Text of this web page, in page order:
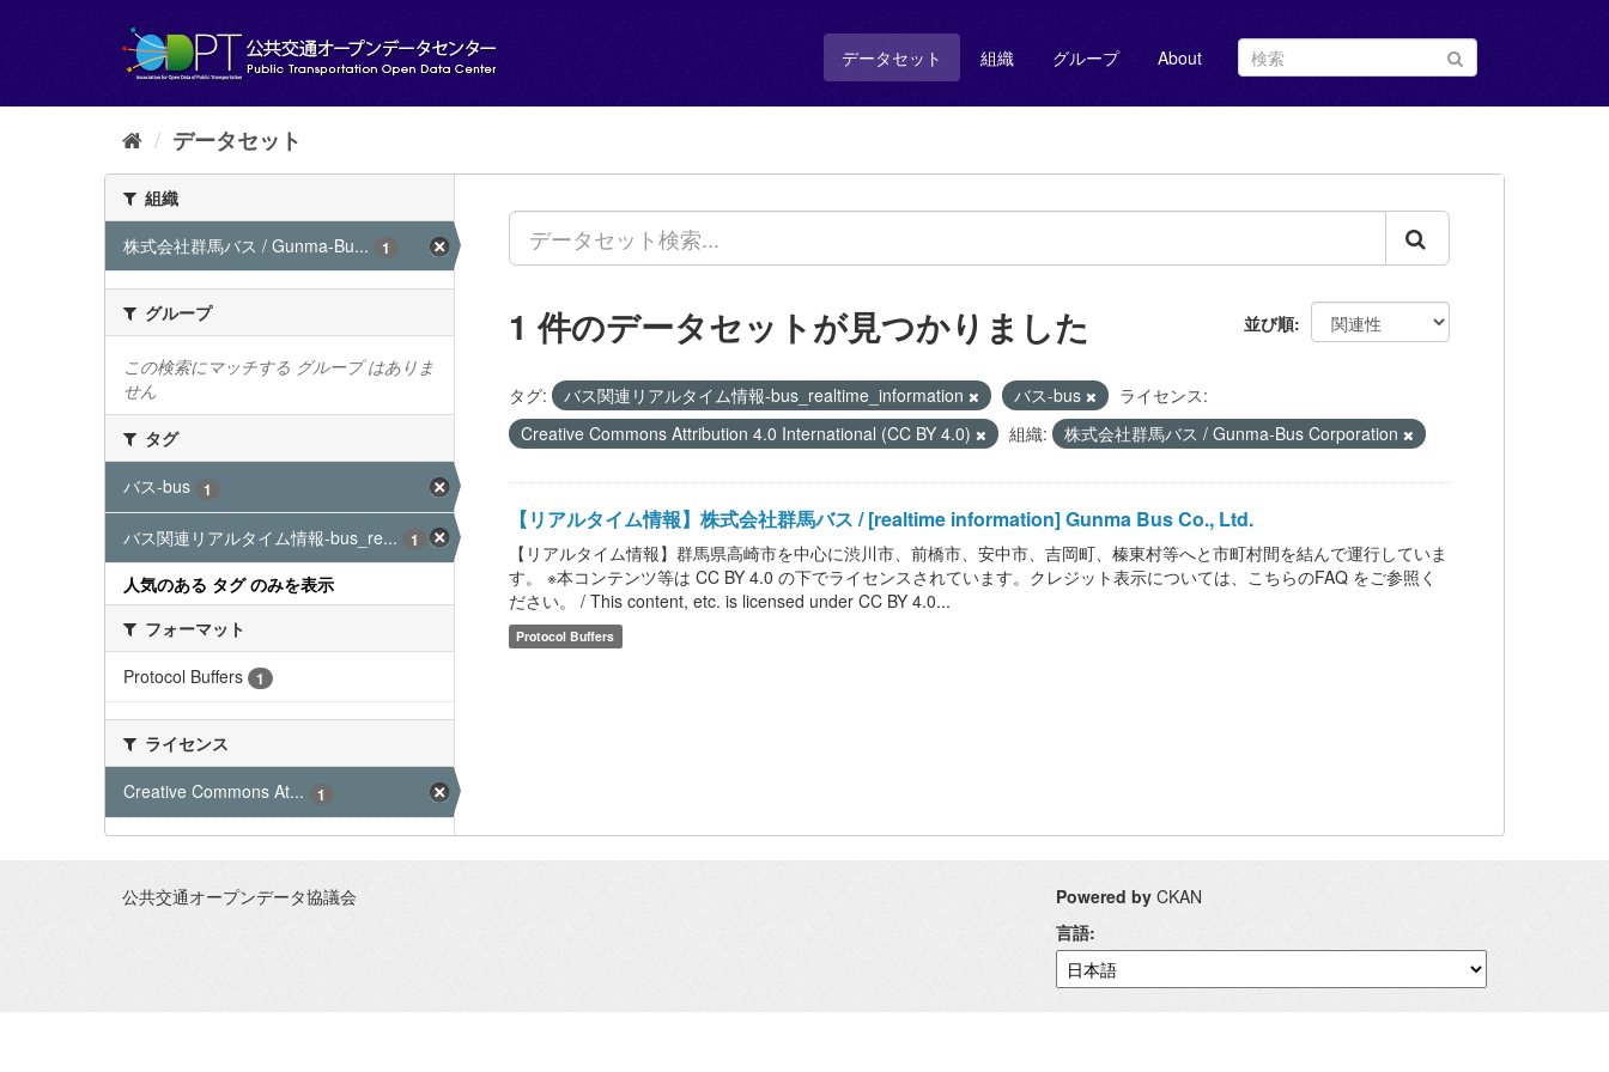
し
データセット 組織 グループ About
データセット
組織
株式会社群馬バス / Gunma-Bu...
1
グループ
この検索にマッチする グループ はありま
せん
タグ
バス-bus
1
バス関連リアルタイム情報-bus_re... 1
人気のある タグ のみを表示
フォーマット
Protocol Buffers
1
ライセンス
Creative Commons At...
1
並び順
1 件のデータセットが見つかりました
タグ: バス関連リアルタイム情報-bus_realtime_information バス-bus
ライセンス:
Creative Commons Attribution 4.0 International (CC BY 4.0)
組織: 株式会社群馬バス / Gunma-Bus Corporation
【リアルタイム情報】株式会社群馬バス / [realtime information] Gunma Bus Co., Ltd.
【リアルタイム情報】群馬県高崎市を中心に渋川市、前橋市、安中市、吉岡町、榛東村等へと市町村間を結んで運行していま
す。 ※本コンテンツ等は CC BY 4.0 の下でライセンスされています。クレジット表示については、こちらのFAQ をご参照く
ださい。 / This content, etc. is licensed under CC BY 4.0...
Protocol Buffers
公共交通オープンデータ協議会 Powered by CKAN
言語